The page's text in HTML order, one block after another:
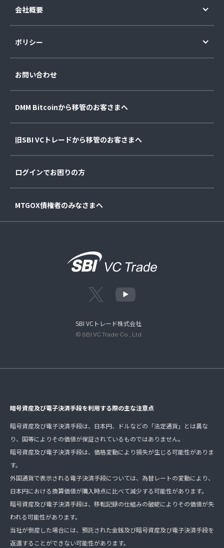
会社概要
ポリシー
お問い合わせ
DMM Bitcoinから移管のお客さまへ
旧SBI VCトレードから移管のお客さまへ
ログインでお困りの方
MTGOX債権者のみなさまへ
SBI VCトレード株式会社
© SBI VC Trade Co., Ltd.
暗号資産及び電子決済手段を利用する際の主な注意点
暗号資産及び電子決済手段は、日本円、ドルなどの「法定通貨」とは異な
り、国等によりその価値が保証されているものではありません。
暗号資産及び電子決済手段は、価格変動により損失が生じる可能性がありま
す。
外国通貨で表示される電子決済手段については、為替レートの変動により、
日本円における換算価値が購入時点に比べて減少する可能性があります。
暗号資産及び電子決済手段は、移転記録の仕組みの破綻によりその価値が失
われる可能性があります。
当社が倒産した場合には、預託された金銭及び暗号資産及び電子決済手段を
返還することができない可能性があります。